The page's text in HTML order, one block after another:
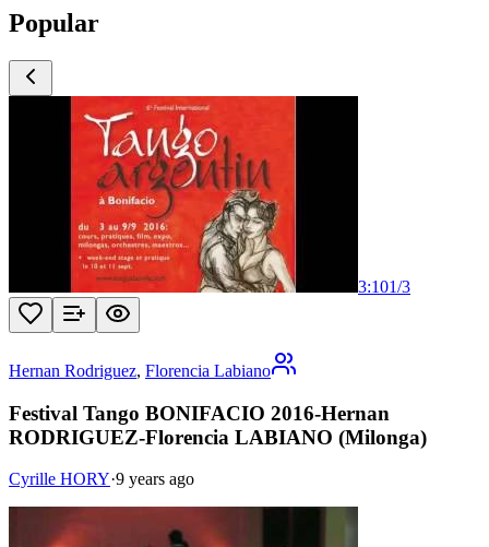
Popular
3:101/3
Hernan Rodriguez, Florencia Labiano
Festival Tango BONIFACIO 2016-Hernan
RODRIGUEZ-Florencia LABIANO (Milonga)
Cyrille HORY·9 years ago